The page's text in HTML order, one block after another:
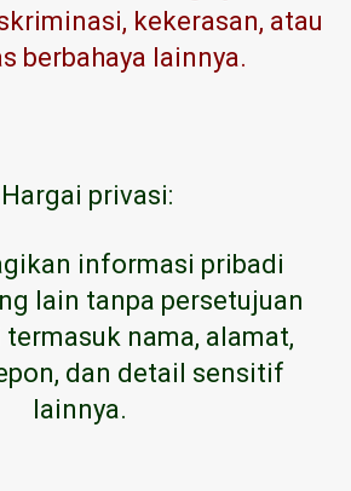
kekerasan, atau
berbahaya lainnya.
Hargai privasi:
informasi pribadi
lain tanpa persetujuan
nama, alamat,
dan detail sensitif
lainnya.